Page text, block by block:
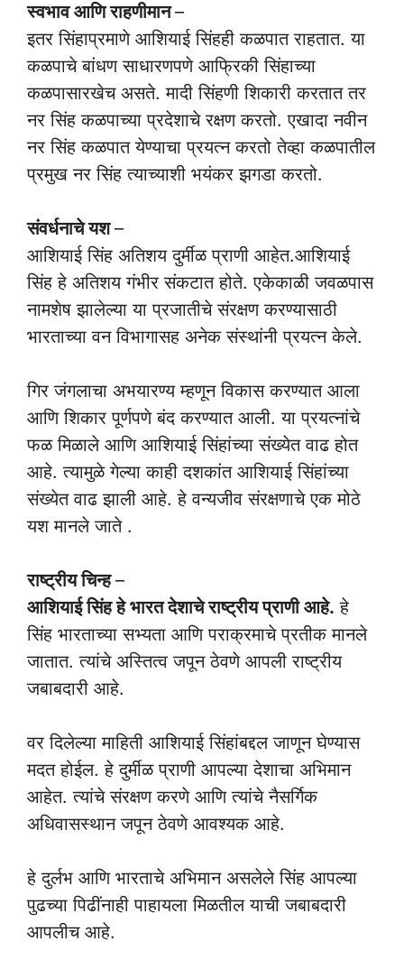
स्वभाव आणि राहणीमान–
इतर सिंहाप्रमाणे आशियाई सिंहही कळपात राहतात. या
कळपाचे बांधण साधारणपणे आफ्रिकी सिंहाच्या
कळपासारखेच असते. मादी सिंहणी शिकारी करतात तर
नर सिंह कळपाच्या प्रदेशाचे रक्षण करतो. एखादा नवीन
नर सिंह कळपात येण्याचा प्रयत्न करतो तेव्हा कळपातील
प्रमुख नर सिंह त्याच्याशी भयंकर झगडा करतो.
संवर्धनाचे यश–
आशियाई सिंह अतिशय दुर्मीळ प्राणी आहेत.आशियाई
सिंह हे अतिशय गंभीर संकटात होते. एकेकाळी जवळपास
नामशेष झालेल्या या प्रजातीचे संरक्षण करण्यासाठी
भारताच्या वन विभागासह अनेक संस्थांनी प्रयत्न केले.
गिर जंगलाचा अभयारण्य म्हणून विकास करण्यात आला
आणि शिकार पूर्णपणे बंद करण्यात आली. या प्रयत्नांचे
फळ मिळाले आणि आशियाई सिंहांच्या संख्येत वाढ होत
आहे. त्यामुळे गेल्या काही दशकांत आशियाई सिंहांच्या
संख्येत वाढ झाली आहे. हे वन्यजीव संरक्षणाचे एक मोठे
यश मानले जाते .
राष्ट्रीय चिन्ह–
आशियाई सिंह हे भारत देशाचे राष्ट्रीय प्राणी आहे. हे
सिंह भारताच्या सभ्यता आणि पराक्रमाचे प्रतीक मानले
जातात. त्यांचे अस्तित्व जपून ठेवणे आपली राष्ट्रीय
जबाबदारी आहे.
वर दिलेल्या माहिती आशियाई सिंहांबद्दल जाणून घेण्यास
मदत होईल. हे दुर्मीळ प्राणी आपल्या देशाचा अभिमान
आहेत. त्यांचे संरक्षण करणे आणि त्यांचे नैसर्गिक
अधिवासस्थान जपून ठेवणे आवश्यक आहे.
हे दुर्लभ आणि भारताचे अभिमान असलेले सिंह आपल्या
पुढच्या पिढींनाही पाहायला मिळतील याची जबाबदारी
आपलीच आहे.